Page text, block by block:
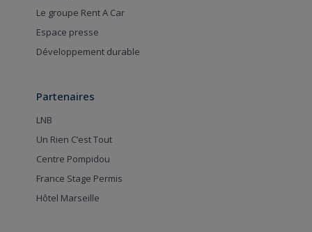
Le groupe Rent A Car
Espace presse
Développement durable
Partenaires
LNB
Un Rien C’est Tout
Centre Pompidou
France Stage Permis
Hôtel Marseille